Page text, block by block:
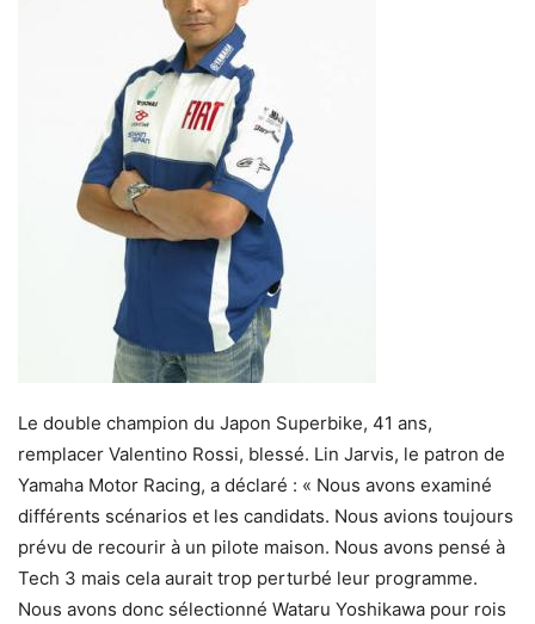
Le double champion du Japon Superbike, 41 ans,
remplacer Valentino Rossi, blessé. Lin Jarvis, le patron de
Yamaha Motor Racing, a déclaré : « Nous avons examiné
différents scénarios et les candidats. Nous avions toujours
prévu de recourir à un pilote maison. Nous avons pensé à
Tech 3 mais cela aurait trop perturbé leur programme.
Nous avons donc sélectionné Wataru Yoshikawa pour rois